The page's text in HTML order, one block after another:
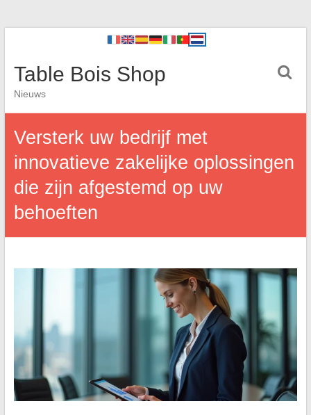
Table Bois Shop
Nieuws
Versterk uw bedrijf met
innovatieve zakelijke oplossingen
die zijn afgestemd op uw
behoeften